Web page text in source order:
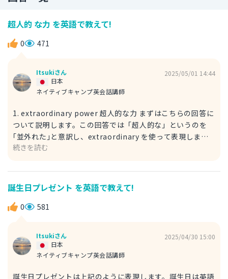
超人的 な力 を英語で教えて!
0 471
Itsukiさん
ネイティブキャンプ英会話講師
日本
2025/05/01 14:44
1. extraordinary power 超人的な力 まずはこちらの回答に
ついて説明します。この回答では「超人的な」というのを
｢並外れた｣と意訳し、extraordinary を使って表現しまし
た。ordinary は｢ありふれた、普通な｣という意味のある形
並外れた、普通でないという意味の形容詞になります。 例
文 He has an extraordinary ability. 彼には並外れた能力
がある。 2. superhuman strength 超人的な力 こちらの回
答では、「超人的な｣をそのまま訳し、superhumanで表現
いう意味になります。 例文 The hero has a superhuman
power. あのヒーローは超人的な力を持っている。
続きを読む
誕生日プレゼント を英語で教えて!
0 581
Itsukiさん
ネイティブキャンプ英会話講師
日本
2025/04/30 15:00
誕生日プレゼントは上記のように表現します。誕生日は英語